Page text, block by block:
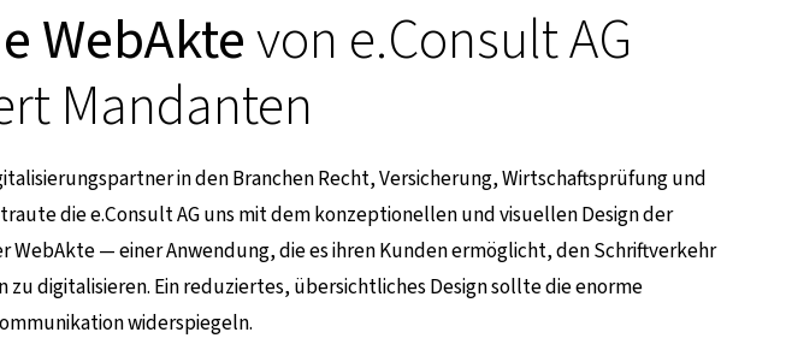
WebAktevon e.Consult AG
Mandanten
in den Branchen Recht, Versicherung, Wirtschaftsprüfung und
die e.Consult AG uns mit dem konzeptionellen und visuellen Design der
WebAkte — einer Anwendung, die es ihren Kunden ermöglicht, den Schriftverkehr
zu digitalisieren. Ein reduziertes, übersichtliches Design sollte die enorme
widerspiegeln.